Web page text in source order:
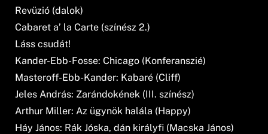
Revüzió (dalok)
Cabaret a’ la Carte (színész 2.)
Láss csudát!
Kander-Ebb-Fosse: Chicago (Konferanszié)
Masteroff-Ebb-Kander: Kabaré (Cliff)
Jeles András: Zarándokének (III. színész)
Arthur Miller: Az ügynök halála (Happy)
Háy János: Rák Jóska, dán királyfi (Macska János)